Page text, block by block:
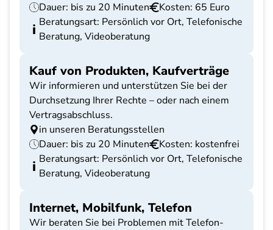
Dauer: bis zu 20 Minuten
Kosten: 65 Euro
Beratungsart: Persönlich vor Ort, Telefonische
Beratung, Videoberatung
Kauf von Produkten, Kaufverträge
Wir informieren und unterstützen Sie bei der
Durchsetzung Ihrer Rechte – oder nach einem
Vertragsabschluss.
in unseren Beratungsstellen
Dauer: bis zu 20 Minuten
Kosten: kostenfrei
Beratungsart: Persönlich vor Ort, Telefonische
Beratung, Videoberatung
Internet, Mobilfunk, Telefon
Wir beraten Sie bei Problemen mit Telefon-